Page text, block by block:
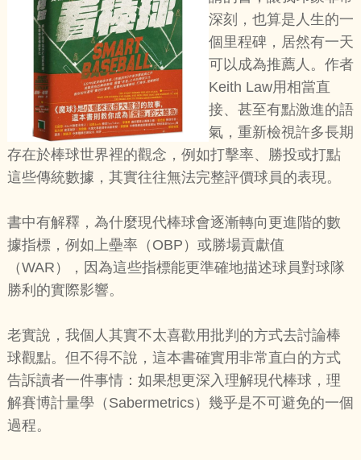
深刻，也算是人生的一
個里程碑，居然有一天
可以成為推薦人。作者
Keith Law用相當直
接、甚至有點激進的語
氣，重新檢視許多長期
存在於棒球世界裡的觀念，例如打擊率、勝投或打點
這些傳統數據，其實往往無法完整評價球員的表現。
書中有解釋，為什麼現代棒球會逐漸轉向更進階的數
據指標，例如上壘率（OBP）或勝場貢獻值
（WAR），因為這些指標能更準確地描述球員對球隊
勝利的實際影響。
老實說，我個人其實不太喜歡用批判的方式去討論棒
球觀點。但不得不說，這本書確實用非常直白的方式
告訴讀者一件事情：如果想更深入理解現代棒球，理
解賽博計量學（Sabermetrics）幾乎是不可避免的一個
過程。